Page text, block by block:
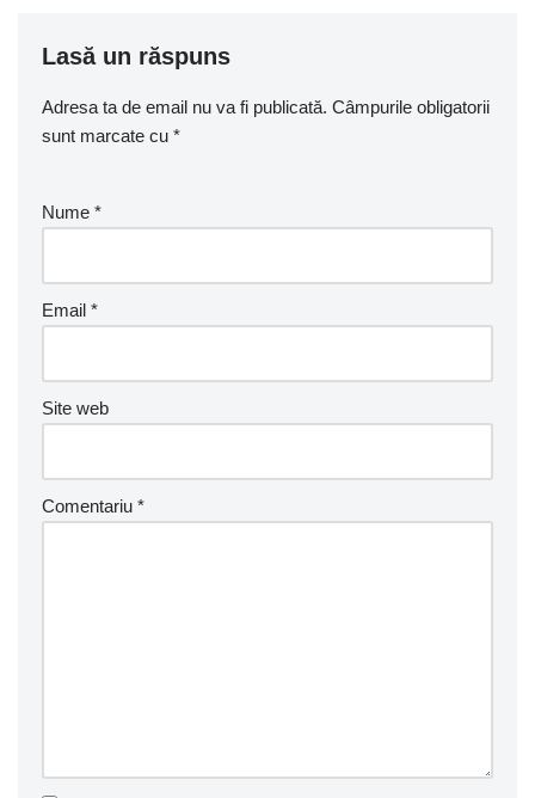
Lasă un răspuns
Adresa ta de email nu va fi publicată. Câmpurile obligatorii
sunt marcate cu *
Nume *
Email *
Site web
Comentariu *